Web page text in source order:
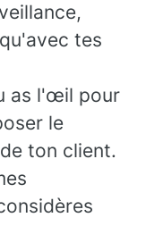
tes
as l'œil pour
le
ton client.